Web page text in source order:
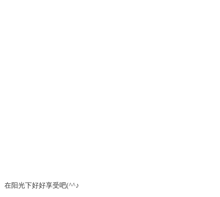
在阳光下好好享受吧(^^♪